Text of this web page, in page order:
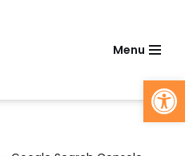
Menu